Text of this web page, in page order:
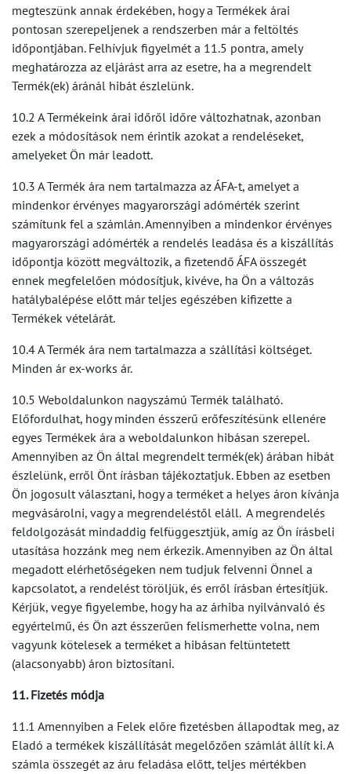
megteszünk annak érdekében, hogy a Termékek árai
pontosan szerepeljenek a rendszerben már a feltöltés
időpontjában. Felhívjuk figyelmét a 11.5 pontra, amely
meghatározza az eljárást arra az esetre, ha a megrendelt
Termék(ek) áránál hibát észlelünk.
10.2 A Termékeink árai időről időre változhatnak, azonban
ezek a módosítások nem érintik azokat a rendeléseket,
amelyeket Ön már leadott.
10.3 A Termék ára nem tartalmazza az ÁFA-t, amelyet a
mindenkor érvényes magyarországi adómérték szerint
számítunk fel a számlán. Amennyiben a mindenkor érvényes
magyarországi adómérték a rendelés leadása és a kiszállítás
időpontja között megváltozik, a fizetendő ÁFA összegét
ennek megfelelően módosítjuk, kivéve, ha Ön a változás
hatálybalépése előtt már teljes egészében kifizette a
Termékek vételárát.
10.4 A Termék ára nem tartalmazza a szállítási költséget.
Minden ár ex-works ár.
10.5 Weboldalunkon nagyszámú Termék található.
Előfordulhat, hogy minden ésszerű erőfeszítésünk ellenére
egyes Termékek ára a weboldalunkon hibásan szerepel.
Amennyiben az Ön által megrendelt termék(ek) árában hibát
észlelünk, erről Önt írásban tájékoztatjuk. Ebben az esetben
Ön jogosult választani, hogy a terméket a helyes áron kívánja
megvásárolni, vagy a megrendeléstől eláll. A megrendelés
feldolgozását mindaddig felfüggesztjük, amíg az Ön írásbeli
utasítása hozzánk meg nem érkezik. Amennyiben az Ön által
megadott elérhetőségeken nem tudjuk felvenni Önnel a
kapcsolatot, a rendelést töröljük, és erről írásban értesítjük.
Kérjük, vegye figyelembe, hogy ha az árhiba nyilvánvaló és
egyértelmű, és Ön azt ésszerűen felismerhette volna, nem
vagyunk kötelesek a terméket a hibásan feltüntetett
(alacsonyabb) áron biztosítani.
11. Fizetés módja
11.1 Amennyiben a Felek előre fizetésben állapodtak meg, az
Eladó a termékek kiszállítását megelőzően számlát állít ki. A
számla összegét az áru feladása előtt, teljes mértékben